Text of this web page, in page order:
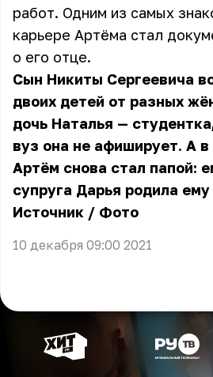
работ. Одним из самых
карьере Артёма стал
о его отце.
Сын Никиты Сергеевича
двоих детей от разных
дочь Наталья —
вуз она не афиширует. А
Артём снова стал папой:
супруга Дарья родила
Источник / Фото
10 декабря 09:00 2021